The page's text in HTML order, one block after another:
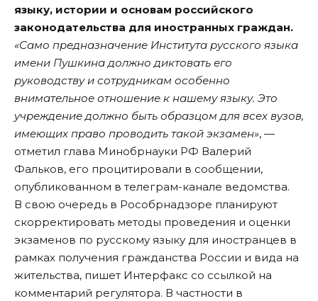
языку, истории и основам российского
законодательства для иностранных граждан.
«Само предназначение Института русского языка
имени Пушкина должно диктовать его
руководству и сотрудникам особенно
внимательное отношение к нашему языку. Это
учреждение должно быть образцом для всех вузов,
имеющих право проводить такой экзамен», —
отметил глава Минобрнауки РФ Валерий
Фальков, его процитировали в сообщении,
опубликованном втелеграм-канале ведомства.
В свою очередь в Рособрнадзоре планируют
скорректировать методы проведения и оценки
экзаменов по русскому языку для иностранцев в
рамках получения гражданства России и вида на
жительства, пишет Интерфакс со ссылкой на
комментарий регулятора. В частности в